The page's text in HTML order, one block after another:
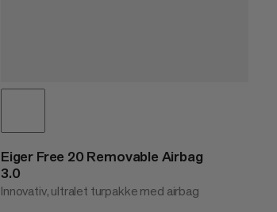
Eiger Free 20 Removable Airbag
3.0
Innovativ, ultralet turpakke med airbag